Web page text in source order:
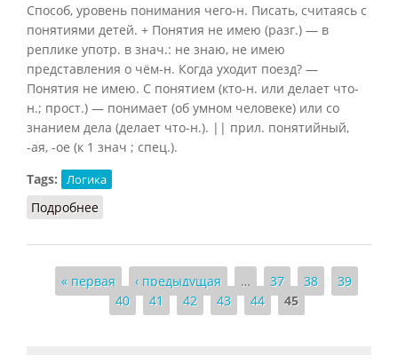
Способ, уровень понимания чего-н. Писать, считаясь с
понятиями детей. + Понятия не имею (разг.) — в
реплике употр. в знач.: не знаю, не имею
представления о чём-н. Когда уходит поезд? —
Понятия не имею. С понятием (кто-н. или делает что-
н.; прост.) — понимает (об умном человеке) или со
знанием дела (делает что-н.). || прил. понятийный,
-ая, -ое (к 1 знач ; спец.).
Tags:
Логика
Подробнее
Страницы
« первая ‹ предыдущая … 37 38
39
40
41 42 43 44 45